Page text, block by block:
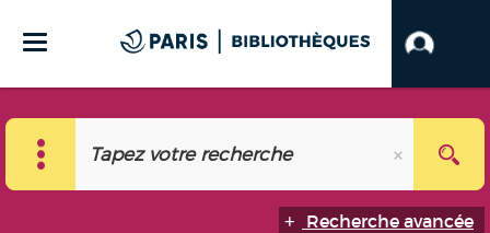
Recherche avancée